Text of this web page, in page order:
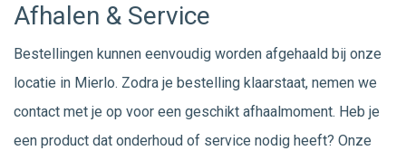
Afhalen & Service
Bestellingen kunnen eenvoudig worden afgehaald bij onze
locatie in Mierlo. Zodra je bestelling klaarstaat, nemen we
contact met je op voor een geschikt afhaalmoment. Heb je
een product dat onderhoud of service nodig heeft? Onze